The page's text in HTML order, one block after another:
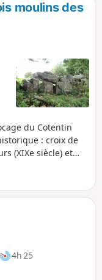
p
moulins des
du Cotentin
: croix de
(XIXe siècle) et
4h 25